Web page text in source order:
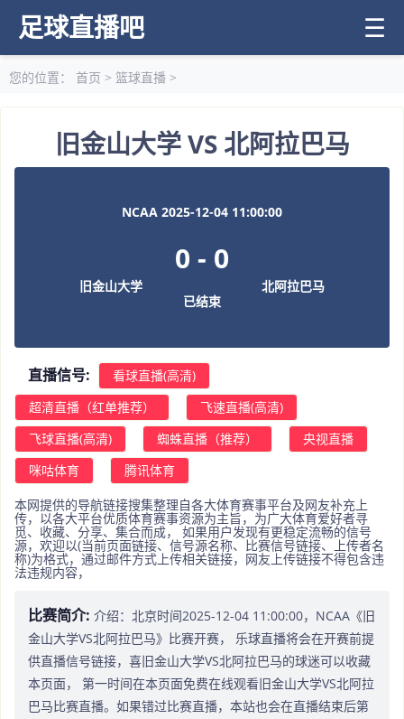
足球直播吧 ☰
您的位置： 首页 > 篮球直播 >
旧金山大学 VS 北阿拉巴马
NCAA 2025-12-04 11:00:00
旧金山大学
0 - 0
已结束
北阿拉巴马
直播信号:
看球直播(高清)
超清直播（红单推荐）
飞速直播(高清)
飞球直播(高清)
蜘蛛直播（推荐）
央视直播
咪咕体育
腾讯体育
本网提供的导航链接搜集整理自各大体育赛事平台及网友补充上
传，以各大平台优质体育赛事资源为主旨，为广大体育爱好者寻
觅、收藏、分享、集合而成， 如果用户发现有更稳定流畅的信号
源，欢迎以(当前页面链接、信号源名称、比赛信号链接、上传者名
称)为格式，通过邮件方式上传相关链接，网友上传链接不得包含违
法违规内容，
比赛简介: 介绍：北京时间2025-12-04 11:00:00，NCAA《旧
金山大学VS北阿拉巴马》比赛开赛， 乐球直播将会在开赛前提
供直播信号链接，喜旧金山大学VS北阿拉巴马的球迷可以收藏
本页面， 第一时间在本页面免费在线观看旧金山大学VS北阿拉
巴马比赛直播。如果错过比赛直播，本站也会在直播结束后第